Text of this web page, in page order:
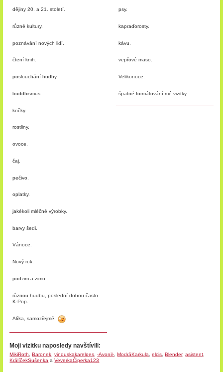
dějiny 20. a 21. století.
různé kultury.
poznávání nových lidí.
čtení knih.
poslouchání hudby.
buddhismus.
kočky.
rostliny.
ovoce.
čaj.
pečivo.
oplatky.
jakékoli mléčné výrobky.
barvy šedi.
Vánoce.
Nový rok.
podzim a zimu.
různou hudbu, poslední dobou často
K-Pop.
Alíka, samozřejmě.
psy.
kapraďorosty.
kávu.
vepřové maso.
Velikonoce.
špatné formátování mé vizitky.
Moji vizitku naposledy navštívili:
MikiRoth, Baronek,vinduskakarelpes,-Avonil-, ModráKarkula,elcis, Blender,asistent,
KrálíčekSušenka aVeverkaČiperka123